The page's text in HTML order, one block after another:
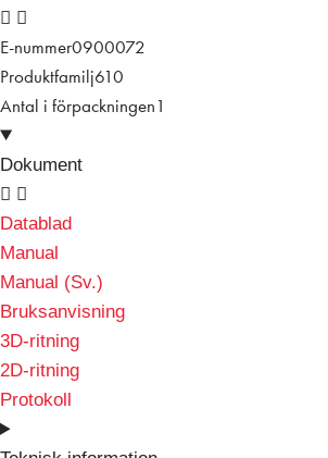
E-nummer0900072
Produktfamilj610
Antal i förpackningen 1
Dokument
Datablad
Manual
Manual (Sv.)
Bruksanvisning
3D-ritning
2D-ritning
Protokoll